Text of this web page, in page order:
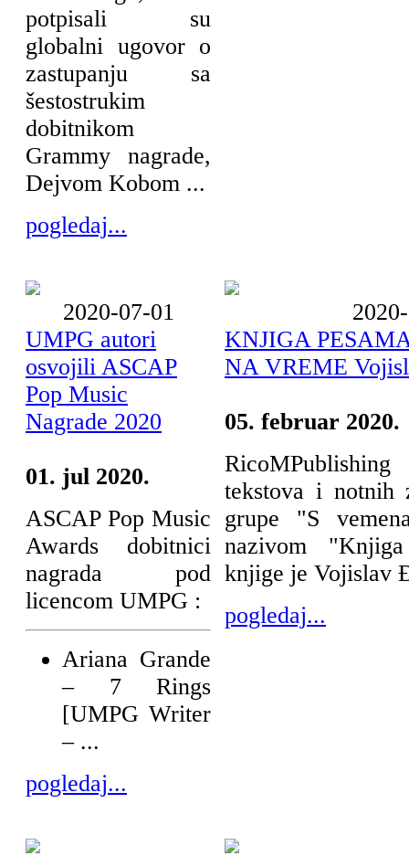
potpisali su
globalni ugovor o
zastupanju sa
šestostrukim
dobitnikom
Grammy nagrade,
Dejvom Kobom ...
pogledaj...
2020-07-01
UMPG autori
osvojili ASCAP
Pop Music
Nagrade 2020
01. jul 2020.
ASCAP Pop Music
Awards dobitnici
nagrada pod
licencom UMPG :
Ariana Grande
– 7 Rings
[UMPG Writer
– ...
pogledaj...
KNJIGA
NA VREME
05. februar 2020.
tekstova i notnih
grupe "S
nazivom
knjige je Vojislav
pogledaj...